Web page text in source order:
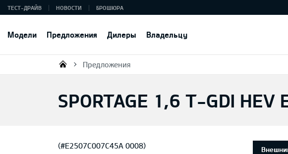
Модели Предложения Дилеры Владельцу
ТЕСТ-ДРАЙВ НОВОСТИ БРОШЮРА
KIA AUTO AS
Предложения
SPORTAGE 1,6 T-GDI HEV
(#E2507C007C45A 0008)